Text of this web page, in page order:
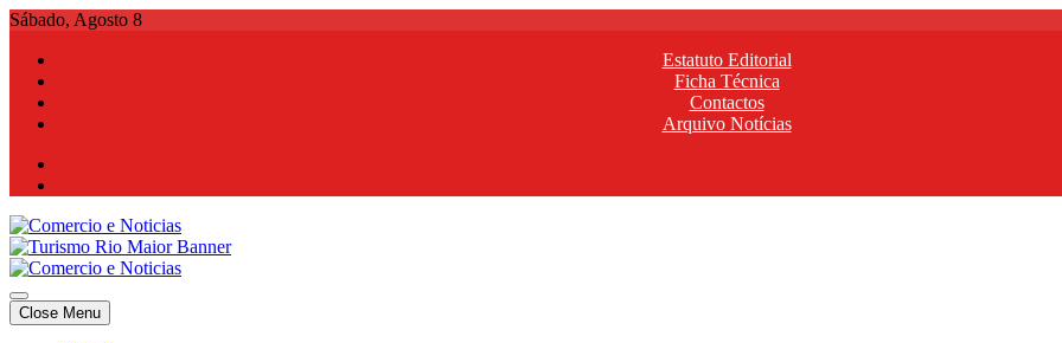
Skip
content
Sábado, Agosto 8
Estatuto Editorial
Ficha Técnica
Contactos
Arquivo Notícias
Comercio e Noticias
Notícias e Publicidade Online
Comercio e Noticias
Notícias e Publicidade Online
Close Menu